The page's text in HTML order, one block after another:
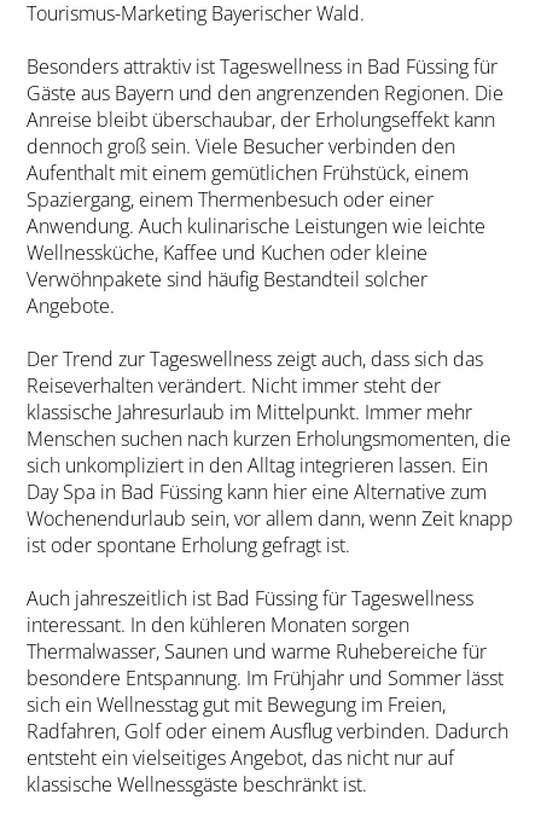
Tourismus-Marketing Bayerischer Wald.
Besonders attraktiv ist Tageswellness in Bad Füssing für
Gäste aus Bayern und den angrenzenden Regionen. Die
Anreise bleibt überschaubar, der Erholungseffekt kann
dennoch groß sein. Viele Besucher verbinden den
Aufenthalt mit einem gemütlichen Frühstück, einem
Spaziergang, einem Thermenbesuch oder einer
Anwendung. Auch kulinarische Leistungen wie leichte
Wellnessküche, Kaffee und Kuchen oder kleine
Verwöhnpakete sind häufig Bestandteil solcher
Angebote.
Der Trend zur Tageswellness zeigt auch, dass sich das
Reiseverhalten verändert. Nicht immer steht der
klassische Jahresurlaub im Mittelpunkt. Immer mehr
Menschen suchen nach kurzen Erholungsmomenten, die
sich unkompliziert in den Alltag integrieren lassen. Ein
Day Spa in Bad Füssing kann hier eine Alternative zum
Wochenendurlaub sein, vor allem dann, wenn Zeit knapp
ist oder spontane Erholung gefragt ist.
Auch jahreszeitlich ist Bad Füssing für Tageswellness
interessant. In den kühleren Monaten sorgen
Thermalwasser, Saunen und warme Ruhebereiche für
besondere Entspannung. Im Frühjahr und Sommer lässt
sich ein Wellnesstag gut mit Bewegung im Freien,
Radfahren, Golf oder einem Ausflug verbinden. Dadurch
entsteht ein vielseitiges Angebot, das nicht nur auf
klassische Wellnessgäste beschränkt ist.